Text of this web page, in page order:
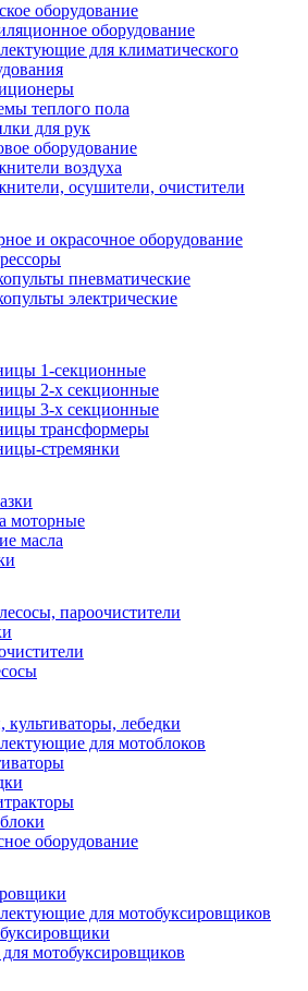
оборудование
оборудование
для климатического
теплого пола
для рук
оборудование
воздуха
осушители, очистители
и окрасочное оборудование
пневматические
электрические
1-секционные
2-х секционные
3-х секционные
трансформеры
стремянки
моторные
масла
пароочистители
лебедки
для мотоблоков
оборудование
для мотобуксировщиков
мотобуксировщиков